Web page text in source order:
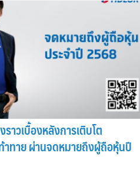
ราวเบื้องหลังการเติบโต
าทาย ผ่านจดหมายถึงผู้ถือหุ้นปี